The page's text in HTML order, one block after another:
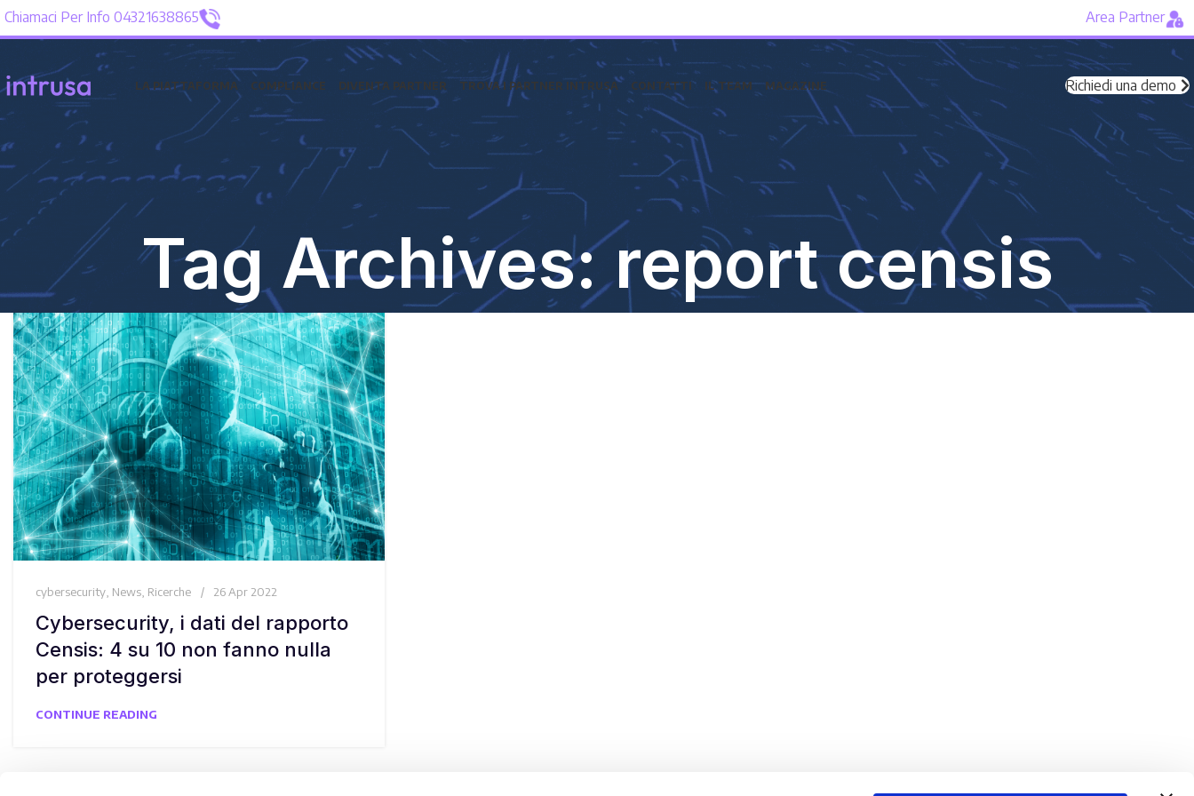
Chiamaci Per Info 04321638865 Area Partner
LA PIATTAFORMA COMPLIANCE DIVENTA PARTNER TROVA I PARTNER INTRUSA CONTATTI IL TEAM MAGAZINE Richiedi una demo
Tag Archives: report censis
cybersecurity News Ricerche 26 Apr 2022
Cybersecurity, i dati del rapporto
Censis: 4 su 10 non fanno nulla
per proteggersi
CONTINUE READING